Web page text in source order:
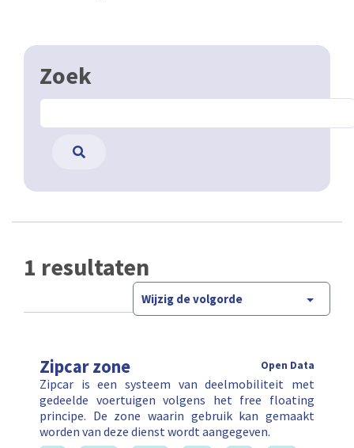
Zoek
1 resultaten
Wijzig de volgorde
Zipcar zone Open Data
Zipcar is een systeem van deelmobiliteit met
gedeelde voertuigen volgens het free floating
principe. De zone waarin gebruik kan gemaakt
worden van deze dienst wordt aangegeven.